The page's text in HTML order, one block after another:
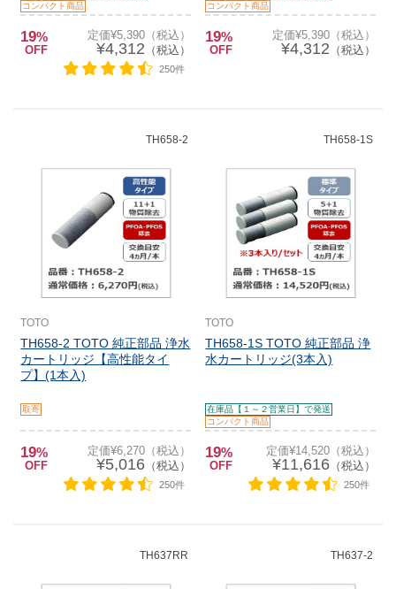
コンパクト商品
19%
OFF
定価¥5,390（税込）
¥4,312 （税込）
250件
コンパクト商品
19%
OFF
定価¥5,390（税込）
¥4,312 （税込）
TH658-2
TOTO
TH658-2 TOTO 純正部品 浄水
カートリッジ【高性能タイ
プ】(1本入)
取寄
19%
OFF
定価¥6,270（税込）
¥5,016（税込）
250件
TH658-1S
TOTO
TH658-1S TOTO 純正部品 浄
水カートリッジ(3本入)
在庫品【１～２営業日】で発送
コンパクト商品
19%
OFF
定価¥14,520（税込）
¥11,616（税込）
250件
TH637RR TH637-2